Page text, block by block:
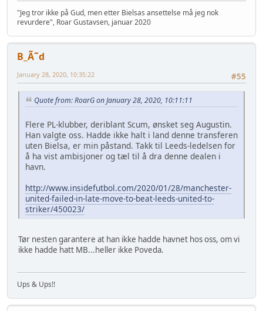
"Jeg tror ikke på Gud, men etter Bielsas ansettelse må jeg nok
revurdere", Roar Gustavsen, januar 2020
B_Ã˜d
#55
January 28, 2020, 10:35:22
Quote from: RoarG on January 28, 2020, 10:11:11
Flere PL-klubber, deriblant Scum, ønsket seg Augustin.
Han valgte oss. Hadde ikke halt i land denne transferen
uten Bielsa, er min påstand. Takk til Leeds-ledelsen for
å ha vist ambisjoner og tæl til å dra denne dealen i
havn.
http://www.insidefutbol.com/2020/01/28/manchester-
united-failed-in-late-move-to-beat-leeds-united-to-
striker/450023/
Tør nesten garantere at han ikke hadde havnet hos oss, om vi
ikke hadde hatt MB...heller ikke Poveda.
Ups & Ups!!